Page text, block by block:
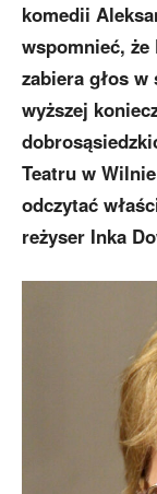
komedii
wspomnieć,
zabiera głos
wyższej
Teatru w
odczytać
reżyser Inka